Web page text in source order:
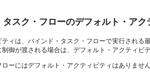
タスク・フローのデフォルト・ア
ィは、バインド・タスク・フローで実行され
御が渡される場合は、デフォルト・アクティビ
ーにはデフォルト・アクティビティはありませ